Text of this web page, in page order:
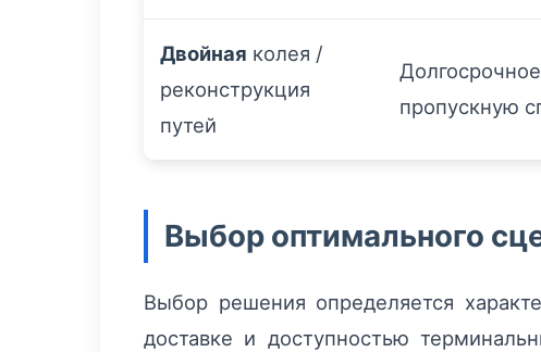
Двойная колея /
реконструкция
путей
пропускную
Выбор оптимального
Выбор решения определяется
доставке и доступностью